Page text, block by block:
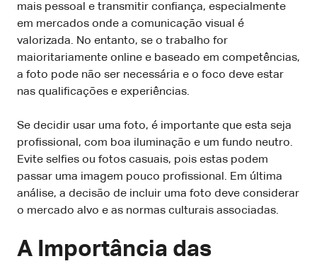
mais pessoal e transmitir confiança, especialmente
em mercados onde a comunicação visual é
valorizada. No entanto, se o trabalho for
maioritariamente online e baseado em competências,
a foto pode não ser necessária e o foco deve estar
nas qualificações e experiências.
Se decidir usar uma foto, é importante que esta seja
profissional, com boa iluminação e um fundo neutro.
Evite selfies ou fotos casuais, pois estas podem
passar uma imagem pouco profissional. Em última
análise, a decisão de incluir uma foto deve considerar
o mercado alvo e as normas culturais associadas.
A Importância das